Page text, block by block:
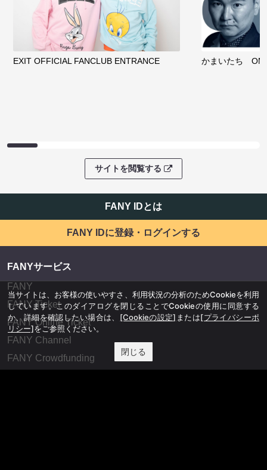
EXIT OFFICIAL FANCLUB ENTRANCE かまいたち
サイトを閲覧する
FANY IDとは
FANY IDに登録・ログインする
FANYサービス
FANY
FANY Ticket
FANY Online Ticket
FANY Channel
FANY Crowdfunding
当サイトは、お客様の使いやすさ、利用状況の分析のためCookieを利用
しています。このダイアログを閉じることでCookieの使用に同意する
か、詳細を確認したい場合は、 [Cookieの設定] または[プライバシーポ
リシー]をご参照ください。
閉じる